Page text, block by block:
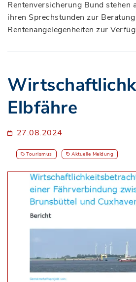
Rentenversicherung Bund stehen
ihren Sprechstunden zur
Rentenangelegenheiten zur
Elbfähre
27.08.2024
Tourismus Aktuelle Meldung